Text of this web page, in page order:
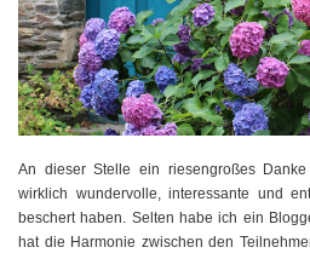
An dieser Stelle ein riesengroßes
wirklich wundervolle, interessante und
beschert haben. Selten habe ich ein
hat die Harmonie zwischen den